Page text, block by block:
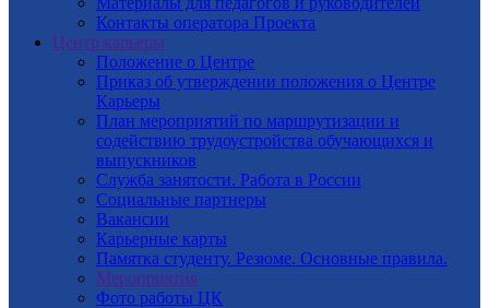
Контакты оператора Проекта
Центр карьеры
Положение о Центре
Приказ об утверждении положения о Центре
Карьеры
План мероприятий по маршрутизации и
содействию трудоустройства обучающихся и
выпускников
Служба занятости. Работа в России
Социальные партнеры
Вакансии
Карьерные карты
Памятка студенту. Резюме. Основные правила.
Мероприятия
Фото работы ЦК